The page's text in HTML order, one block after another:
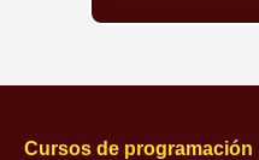
Revivir Personajes
Cursos de programación